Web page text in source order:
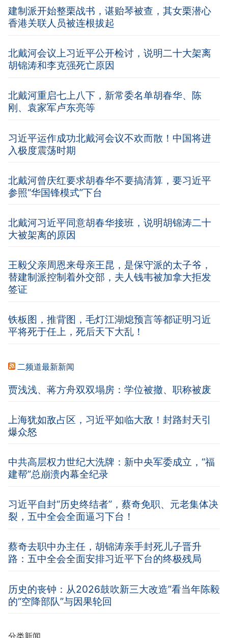
建制派开始整栗战书，谌贻琴被查，其女栗潜心
香港关联人员被连根拔起
北戴河会议上习近平公开检讨，说明二十大架离
胡锦涛和李克强死亡原因
北戴河重启七上八下，新常委名单胡春华、陈
刚、袁家军卢东亮等
习近平运作成功北戴河会议不欢而散！中国将进
入极度震荡时期
北戴河曾庆红要求胡春华不要搞清算，要习近平
参照“华国锋模式”下台
北戴河习近平同意胡春华接班，说明胡锦涛二十
大被架离的原因
王毅父亲周恩来母亲王昆，是保守派的太子爷，
替建制派控制着外交部，夫人钱韦被加拿大拒发
签证
铁板图，推背图，毛灯江湖熄预言等都证明习近
平将死于任上，死后天下大乱！
二频道最新新闻
贾浅浅、蒋方舟双双塌房：学位被撤、职称被废
上海犹如敌占区，习近平如临大敌！封路封天引
爆众怒
中共高层权力世纪大洗牌：新中央军委成立，“福
建帮”总崩溃内幕全纪录
习近平自封“历史终结者”，蔡奇免职、元老集体决
裂，五中全会全面逼习下台！
蔡奇去职中办主任，胡锦涛亲手封死儿子晋升
路：五中全会全面安排习近平下台的终极残局
历史的丧钟：从2026鼓吹新三大改造”看当年陈毅
的“空降部队”与因果轮回